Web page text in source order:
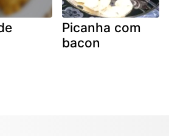
Picanha com
bacon